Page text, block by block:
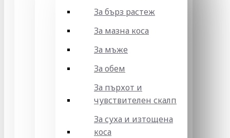
За бърз растеж
За мазна коса
За мъже
За обем
За пърхот и
чувствителен скалп
За суха и изтощена
коса